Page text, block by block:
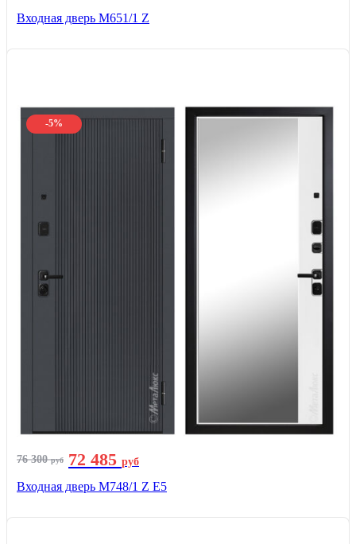
Входная дверь М651/1 Z
-5%
76 300руб 72 485 руб
Входная дверь М748/1 Z Е5